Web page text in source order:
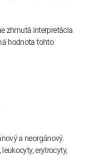
zhrnutá interpretácia
hodnota tohto
a neorgánový.
erytrocyty,